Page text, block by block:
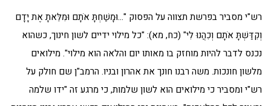
רש"י מסביר בפרשת תצווה על הפסוק "…וּמָשַׁחְתָּ אֹתָם וּמִלֵּאתָ אֶת יָדָם
וְקִדַּשְׁתָּ אֹתָם וְכִהֲנוּ לִי" (כח, מא): "כל מילוי ידיים לשון חינוך, כשהוא
נכנס לדבר להיות מוחזק בו מאותו יום והלאה הוא מילוי". מילואים
מלשון חונכות. משה רבנו חונך את אהרון ובניו. הרמב"ן שם חולק על
רש"י ומסביר כי מילואים הוא לשון שלמות, כי מרגע זה "ידו שלמה